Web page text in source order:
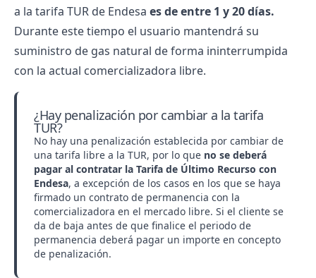
a la tarifa TUR de Endesa es de entre 1 y 20 días.
Durante este tiempo el usuario mantendrá su
suministro de gas natural de forma ininterrumpida
con la actual comercializadora libre.
¿Hay penalización por cambiar a la tarifa
TUR?
No hay una penalización establecida por cambiar de
una tarifa libre a la TUR, por lo que no se deberá
pagar al contratar la Tarifa de Último Recurso con
Endesa, a excepción de los casos en los que se haya
firmado un contrato de permanencia con la
comercializadora en el mercado libre. Si el cliente se
da de baja antes de que finalice el periodo de
permanencia deberá pagar un importe en concepto
de penalización.